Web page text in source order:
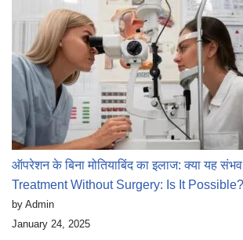
ऑपरेशन के बिना मोतियाबिंद का इलाज: क्या यह
Treatment Without Surgery: Is It Possible?
by Admin
January 24, 2025